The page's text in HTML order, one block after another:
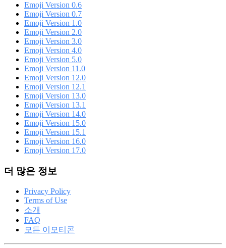
Emoji Version 0.6
Emoji Version 0.7
Emoji Version 1.0
Emoji Version 2.0
Emoji Version 3.0
Emoji Version 4.0
Emoji Version 5.0
Emoji Version 11.0
Emoji Version 12.0
Emoji Version 12.1
Emoji Version 13.0
Emoji Version 13.1
Emoji Version 14.0
Emoji Version 15.0
Emoji Version 15.1
Emoji Version 16.0
Emoji Version 17.0
더 많은 정보
Privacy Policy
Terms of Use
소개
FAQ
모든 이모티콘